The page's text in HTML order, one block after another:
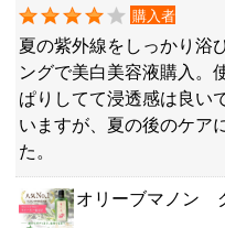
購入者
夏の紫外線をしっかり浴
ングで美白美容液購入。
ぱりしてて浸透感は良い
いますが、夏の後のケア
た。
オリーブマノン